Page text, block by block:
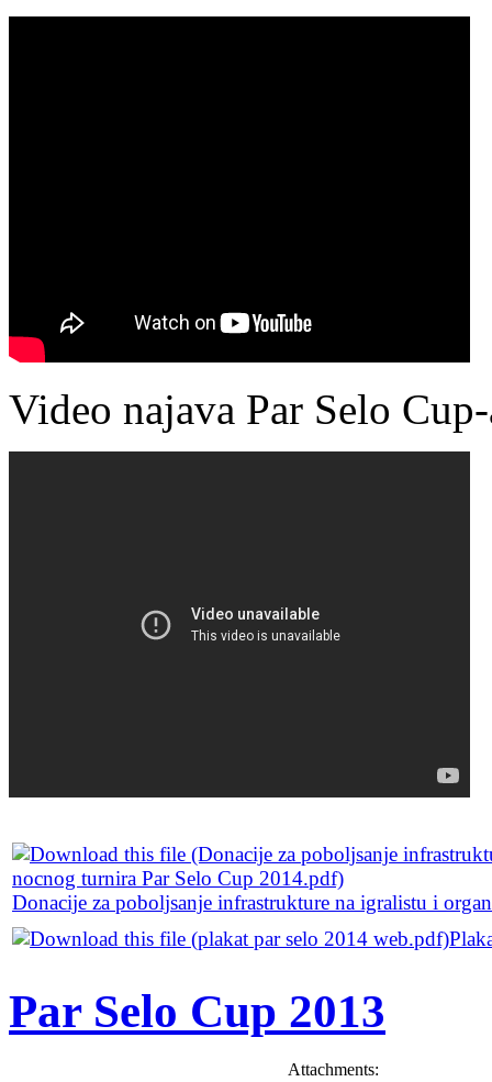
Video najava Par Selo
Donacije za poboljsanje infrastrukture na igralistu i
Par Selo Cup 2013
Attachments: